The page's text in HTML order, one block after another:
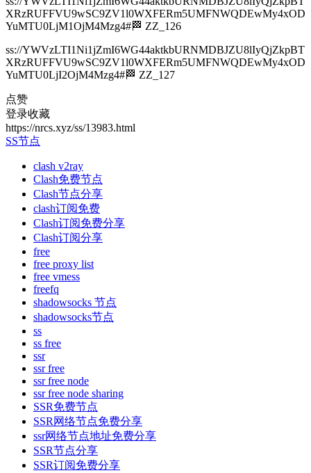
XRzRUFFVU9wSC9ZV1l0WXFERm5UMFNWQDEwMy4xOD
YuMTU0LjM1OjM4Mzg4#🏁 ZZ_126
ss://YWVzLTI1Ni1jZmI6WG44aktkbURNMDBJZU8lIyQjZkpBT
XRzRUFFVU9wSC9ZV1l0WXFERm5UMFNWQDEwMy4xOD
YuMTU0LjI2OjM4Mzg4#🏁 ZZ_127
点赞
登录收藏
https://nrcs.xyz/ss/13983.html
SS节点
clash v2ray
Clash免费节点
Clash节点分享
clash订阅免费
Clash订阅免费分享
Clash订阅分享
free
free proxy list
free vmess
freefq
shadowsocks 节点
shadowsocks节点
ss
ss free
ssr
ssr free
ssr free node
ssr free node sharing
SSR免费节点
SSR网络节点免费分享
ssr网络节点地址免费分享
SSR节点分享
SSR订阅免费分享